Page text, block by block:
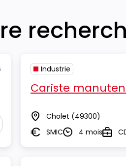
aux Favoris
Industrie
Cariste
Lieu Cholet (49300)
Salaire
SMICDurée4 moisType